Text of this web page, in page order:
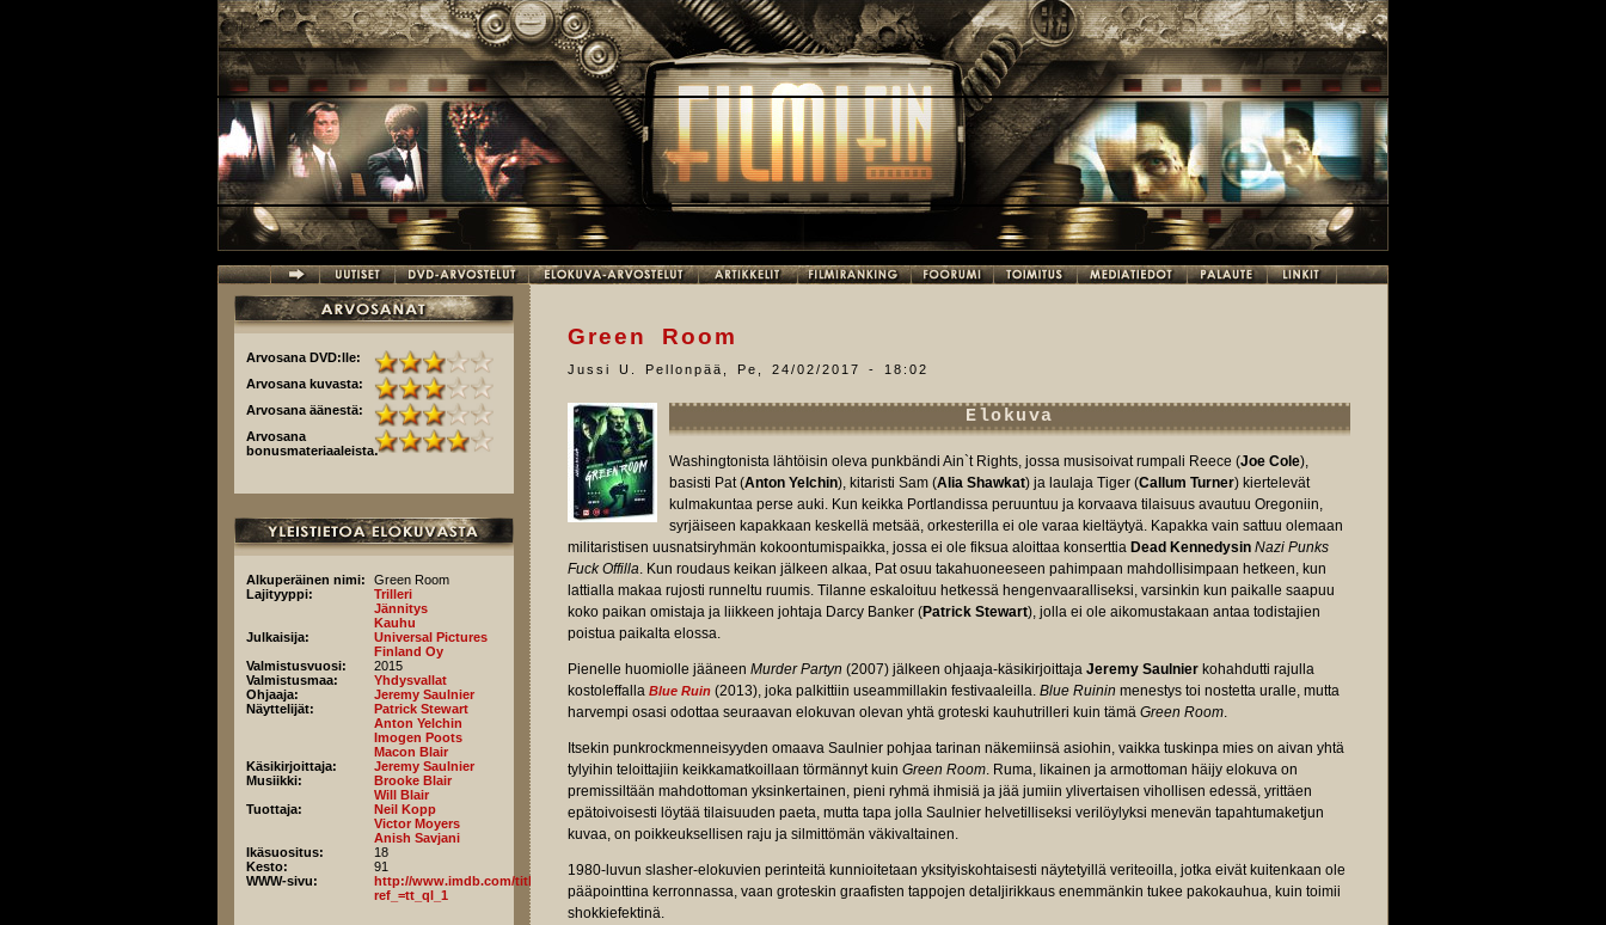
Arvosana DVD:lle:
Arvosana kuvasta:
Arvosana äänestä:
Arvosana
bonusmateriaaleista:
Alkuperäinen nimi:
Green Room
Lajityyppi:
Trilleri
Jännitys
Kauhu
Julkaisija:
Universal Pictures
Finland Oy
Valmistusvuosi:
2015
Valmistusmaa:
Yhdysvallat
Ohjaaja:
Jeremy Saulnier
Näyttelijät:
Patrick Stewart
Anton Yelchin
Imogen Poots
Macon Blair
Käsikirjoittaja:
Jeremy Saulnier
Musiikki:
Brooke Blair
Will Blair
Tuottaja:
Neil Kopp
Victor Moyers
Anish Savjani
Ikäsuositus:
18
Kesto:
91
WWW-sivu:
http://www.imdb.com/title/tt4062536/fullcredits?
ref_=tt_ql_1
Green Room
Jussi U. Pellonpää Pe, 24/02/2017 - 18:02
Elokuva
Washingtonista lähtöisin oleva punkbändi Ain`t Rights, jossa musisoivat rumpali Reece (Joe Cole),
basisti Pat (Anton Yelchin), kitaristi Sam (Alia Shawkat) ja laulaja Tiger (Callum Turner) kiertelevät
kulmakuntaa perse auki. Kun keikka Portlandissa peruuntuu ja korvaava tilaisuus avautuu Oregoniin,
syrjäiseen kapakkaan keskellä metsää, orkesterilla ei ole varaa kieltäytyä. Kapakka vain sattuu olemaan
militaristisen uusnatsiryhmän kokoontumispaikka, jossa ei ole fiksua aloittaa konserttia Dead Kennedysin Nazi Punks
Fuck Offilla. Kun roudaus keikan jälkeen alkaa, Pat osuu takahuoneeseen pahimpaan mahdollisimpaan hetkeen, kun
lattialla makaa rujosti runneltu ruumis. Tilanne eskaloituu hetkessä hengenvaaralliseksi, varsinkin kun paikalle saapuu
koko paikan omistaja ja liikkeen johtaja Darcy Banker (Patrick Stewart), jolla ei ole aikomustakaan antaa todistajien
poistua paikalta elossa.
Pienelle huomiolle jääneen Murder Partyn (2007) jälkeen ohjaaja-käsikirjoittaja Jeremy Saulnier kohahdutti rajulla
kostoleffalla Blue Ruin (2013), joka palkittiin useammillakin festivaaleilla. Blue Ruinin menestys toi nostetta uralle, mutta
harvempi osasi odottaa seuraavan elokuvan olevan yhtä groteski kauhutrilleri kuin tämä Green Room.
Itsekin punkrockmenneisyyden omaava Saulnier pohjaa tarinan näkemiinsä asiohin, vaikka tuskinpa mies on aivan yhtä
tylyihin teloittajiin keikkamatkoillaan törmännyt kuin Green Room. Ruma, likainen ja armottoman häijy elokuva on
premissiltään mahdottoman yksinkertainen, pieni ryhmä ihmisiä ja jää jumiin ylivertaisen vihollisen edessä, yrittäen
epätoivoisesti löytää tilaisuuden paeta, mutta tapa jolla Saulnier helvetilliseksi verilöylyksi menevän tapahtumaketjun
kuvaa, on poikkeuksellisen raju ja silmittömän väkivaltainen.
1980-luvun slasher-elokuvien perinteitä kunnioitetaan yksityiskohtaisesti näytetyillä veriteoilla, jotka eivät kuitenkaan ole
pääpointtina kerronnassa, vaan groteskin graafisten tappojen detaljirikkaus enemmänkin tukee pakokauhua, kuin toimii
shokkiefektinä.